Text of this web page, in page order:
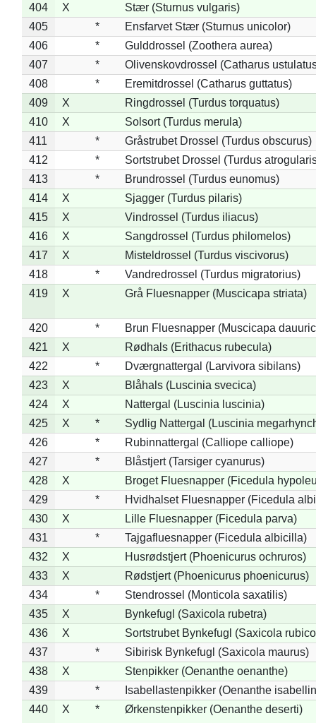
404
X
Stær (Sturnus vulgaris)
405
*
Ensfarvet Stær (Sturnus unicolor)
406
*
Gulddrossel (Zoothera aurea)
407
*
Olivenskovdrossel (Catharus
408
*
Eremitdrossel (Catharus guttatus)
409
X
Ringdrossel (Turdus torquatus)
410
X
Solsort (Turdus merula)
411
*
Gråstrubet Drossel (Turdus obscurus)
412
*
Sortstrubet Drossel (Turdus
413
*
Brundrossel (Turdus eunomus)
414
X
Sjagger (Turdus pilaris)
415
X
Vindrossel (Turdus iliacus)
416
X
Sangdrossel (Turdus philomelos)
417
X
Misteldrossel (Turdus viscivorus)
418
*
Vandredrossel (Turdus migratorius)
419
X Grå Fluesnapper (Muscicapa striata)
420 *
Brun Fluesnapper (Muscicapa
421
X
Rødhals (Erithacus rubecula)
422
*
Dværgnattergal (Larvivora sibilans)
423
X
Blåhals (Luscinia svecica)
424
X
Nattergal (Luscinia luscinia)
425
X *
Sydlig Nattergal (Luscinia
426
*
Rubinnattergal (Calliope calliope)
427
*
Blåstjert (Tarsiger cyanurus)
428
X
Broget Fluesnapper (Ficedula
429
*
Hvidhalset Fluesnapper (Ficedula
430
X
Lille Fluesnapper (Ficedula parva)
431
*
Tajgafluesnapper (Ficedula albicilla)
432
X
Husrødstjert (Phoenicurus ochruros)
433
X
Rødstjert (Phoenicurus phoenicurus)
434
*
Stendrossel (Monticola saxatilis)
435
X
Bynkefugl (Saxicola rubetra)
436
X
Sortstrubet Bynkefugl (Saxicola
437
*
Sibirisk Bynkefugl (Saxicola maurus)
438
X
Stenpikker (Oenanthe oenanthe)
439
*
Isabellastenpikker (Oenanthe
440
X * Ørkenstenpikker (Oenanthe deserti)